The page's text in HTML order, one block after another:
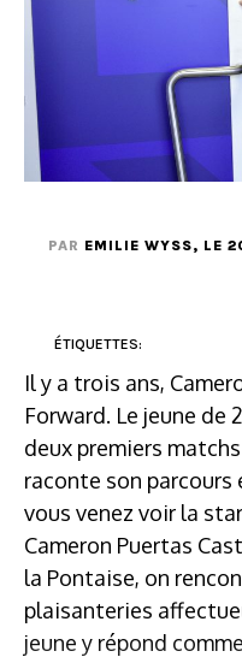
PAR EMILIE WYSS, LE
ÉTIQUETTES:
Il y a trois ans,
Forward. Le jeune de
deux premiers
raconte son
vous venez voir la
Cameron Puertas
la Pontaise, on
plaisanteries
jeune y répond